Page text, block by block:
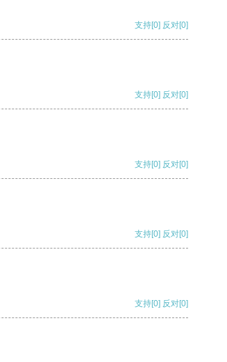
支持[0] 反对[0]
支持[0] 反对[0]
支持[0] 反对[0]
支持[0] 反对[0]
支持[0] 反对[0]